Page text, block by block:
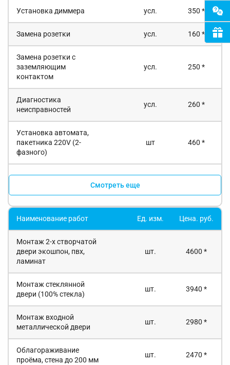
Установка диммера усл. 350 *
Замена розетки усл. 160 *
Замена розетки с
заземляющим
контактом
усл. 250 *
Диагностика
неисправностей
усл. 260 *
Установка автомата,
пакетника 220V (2-
фазного)
шт 460 *
Смотреть еще
Наименование работ Ед. изм. Цена. руб.
Монтаж 2-х створчатой
двери экошпон, пвх,
ламинат
шт. 4600 *
Монтаж стеклянной
двери (100% стекла)
шт. 3940 *
Монтаж входной
металлической двери
шт. 2980 *
Облагораживание
проёма, стена до 200 мм
шт. 2470 *